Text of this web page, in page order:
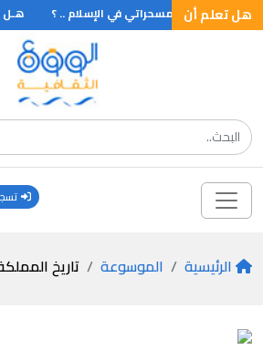
هل تعلم أن
تعلم أن أول مسحراتي في الإسلام .. ؟ هـل
الرئيسية الموسوعة تاريخ